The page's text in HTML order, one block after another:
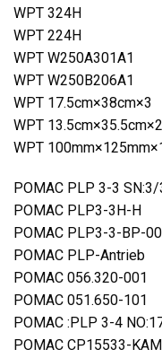
WPT 324H
WPT 224H
WPT W250A301A1
WPT W250B206A1
WPT 17.5cm×38cm×3
WPT 13.5cm×35.5cm×2
WPT
POMAC PLP 3-3
POMAC PLP3-3H-H
POMAC PLP3-3-BP-
POMAC PLP-Antrieb
POMAC 056.320-001
POMAC 051.650-101
POMAC :PLP 3-4
POMAC CP15533-